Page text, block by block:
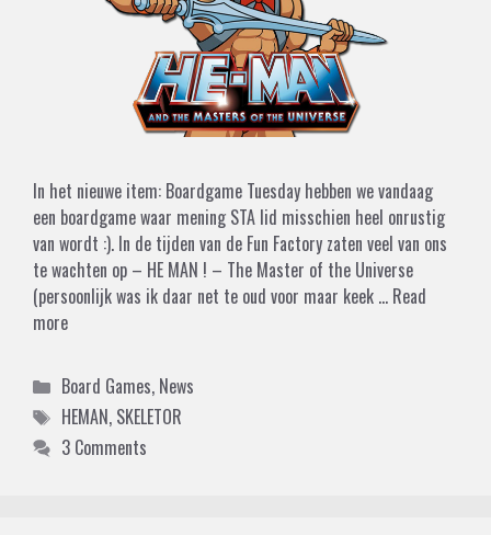
In het nieuwe item: Boardgame Tuesday hebben we vandaag
een boardgame waar mening STA lid misschien heel onrustig
van wordt :). In de tijden van de Fun Factory zaten veel van ons
te wachten op – HE MAN ! – The Master of the Universe
(persoonlijk was ik daar net te oud voor maar keek … Read
more
Categories
Board Games, News
Tags
HEMAN, SKELETOR
3 Comments